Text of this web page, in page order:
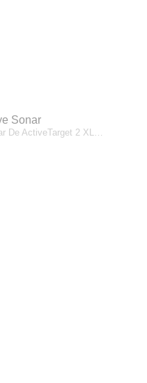
Sonar
De ActiveTarget 2 XL…